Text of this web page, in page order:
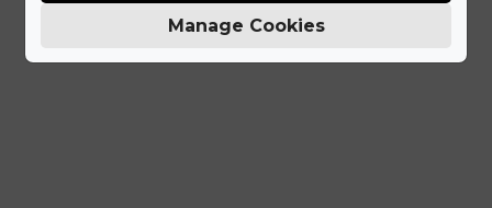
Manage Cookies